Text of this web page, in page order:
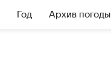
Год Архив погоды